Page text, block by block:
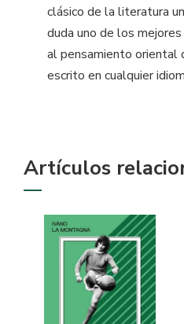
clásico de la literatura
duda uno de los
al pensamiento oriental
escrito en cualquier
Artículos